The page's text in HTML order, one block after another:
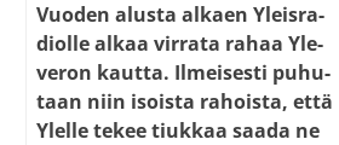
Vuo­den alus­ta al­kaen Yleis­ra­
di­ol­le al­kaa vir­ra­ta ra­haa Yle-
ve­ron kaut­ta. Il­mei­ses­ti pu­hu­
taan niin isois­ta ra­hois­ta, et­tä
Ylel­le te­kee tiuk­kaa saa­da ne